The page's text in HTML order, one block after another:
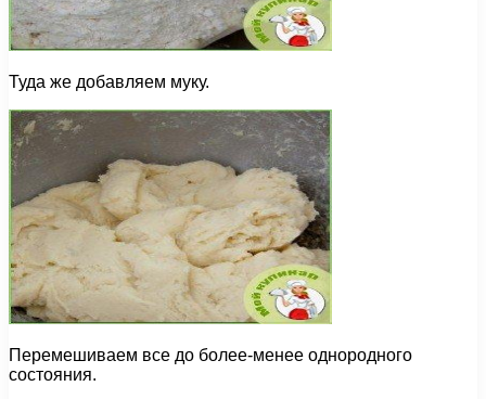
Туда же добавляем муку.
Перемешиваем все до более-менее однородного
состояния.